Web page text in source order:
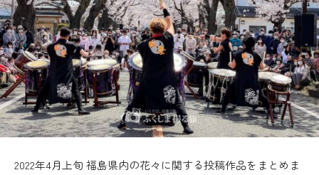
2022年4月上旬 福島県内の花々に関する投稿作品をまとめま